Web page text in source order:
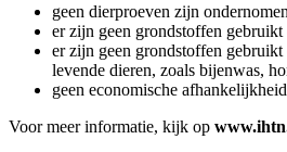
geen dierproeven zijn
er zijn geen grondstoffen
er zijn geen grondstoffen
levende dieren, zoals bijenwas,
geen economische
Voor meer informatie, kijk op